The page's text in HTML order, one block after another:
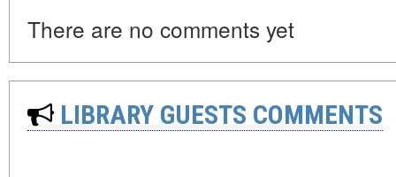
There are no comments yet
LIBRARY GUESTS COMMENTS